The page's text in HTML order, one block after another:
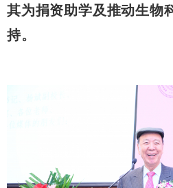
其为捐资助学及推动生物
持。